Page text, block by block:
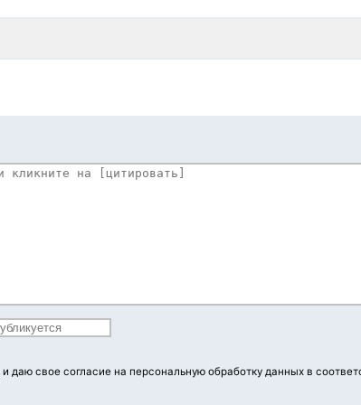
и даю свое согласие на персональную обработку данных в